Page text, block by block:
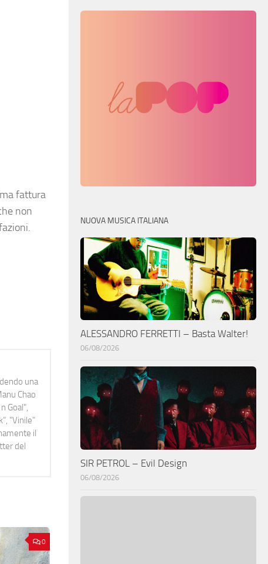
fattura
non
una
Chao
Goal",
"Vinile"
il
del
0
NUOVA MUSICA ITALIANA
ALESSANDRO FERRETTI – Basta Walter!
06/08/2026
SIR PETROL – Evil Design
06/08/2026